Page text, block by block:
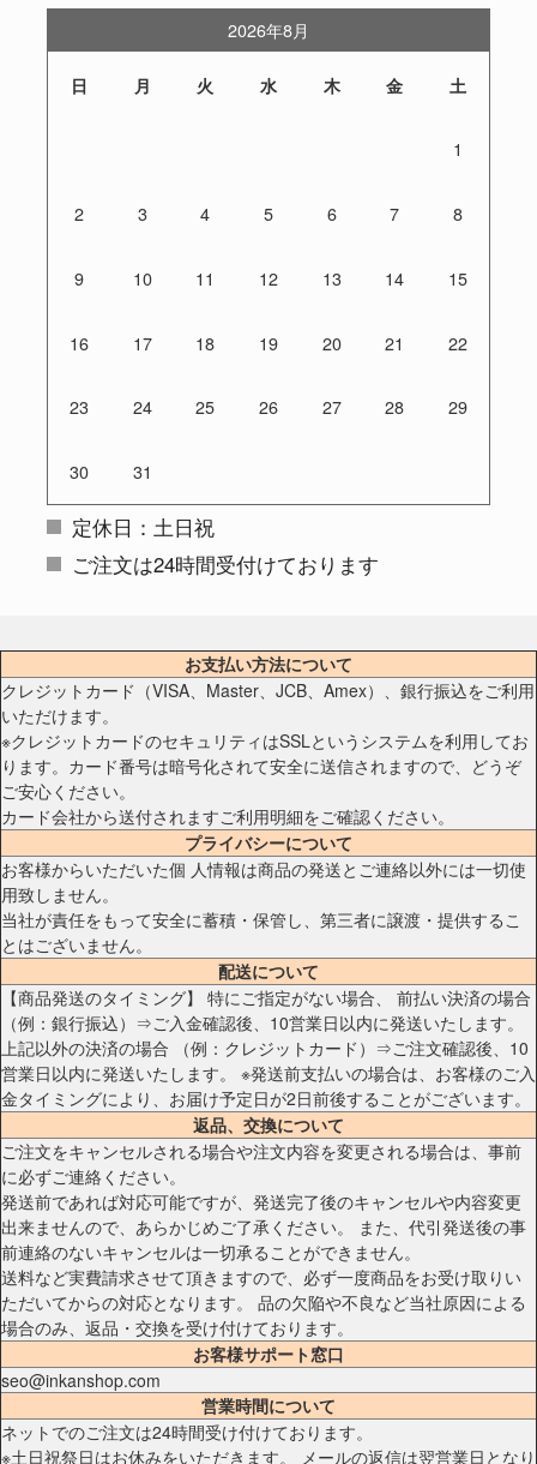
2026年8月
日 月 火 水 木 金 土
1
2 3 4 5 6 7 8
9 10 11 12 13 14 15
16 17 18 19 20 21 22
23 24 25 26 27 28 29
30 31
定休日：土日祝
ご注文は24時間受付けております
お支払い方法について
クレジットカード（VISA、Master、JCB、Amex）、銀行振込をご利用
いただけます。
※クレジットカードのセキュリティはSSLというシステムを利用してお
ります。カード番号は暗号化されて安全に送信されますので、どうぞ
ご安心ください。
カード会社から送付されますご利用明細をご確認ください。
プライバシーについて
お客様からいただいた個 人情報は商品の発送とご連絡以外には一切使
用致しません。
当社が責任をもって安全に蓄積・保管し、第三者に譲渡・提供するこ
とはございません。
配送について
【商品発送のタイミング】 特にご指定がない場合、 前払い決済の場合
（例：銀行振込）⇒ご入金確認後、10営業日以内に発送いたします。
上記以外の決済の場合 （例：クレジットカード）⇒ご注文確認後、10
営業日以内に発送いたします。 ※発送前支払いの場合は、お客様のご入
金タイミングにより、お届け予定日が2日前後することがございます。
返品、交換について
ご注文をキャンセルされる場合や注文内容を変更される場合は、事前
に必ずご連絡ください。
発送前であれば対応可能ですが、発送完了後のキャンセルや内容変更
出来ませんので、あらかじめご了承ください。 また、代引発送後の事
前連絡のないキャンセルは一切承ることができません。
送料など実費請求させて頂きますので、必ず一度商品をお受け取りい
ただいてからの対応となります。 品の欠陥や不良など当社原因による
場合のみ、返品・交換を受け付けております。
お客様サポート窓口
seo@inkanshop.com
営業時間について
ネットでのご注文は24時間受け付けております。
※土日祝祭日はお休みをいただきます。 メールの返信は翌営業日となり